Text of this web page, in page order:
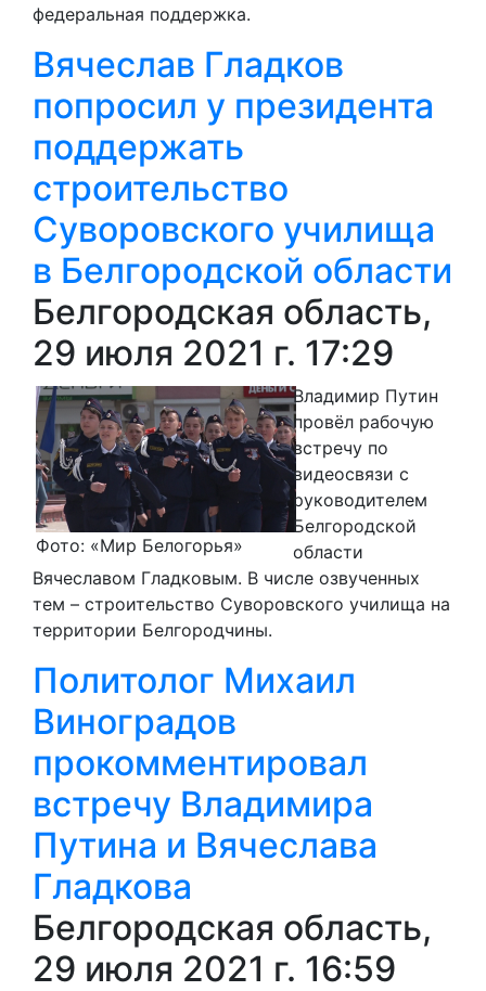
федеральная поддержка.
Вячеслав Гладков
попросил у президента
поддержать
строительство
Суворовского училища
в Белгородской области
Белгородская область,
29 июля 2021 г. 17:29
Фото: «Мир Белогорья»
Владимир Путин
провёл рабочую
встречу по
видеосвязи с
руководителем
Белгородской
области
Вячеславом Гладковым. В числе озвученных
тем – строительство Суворовского училища на
территории Белгородчины.
Политолог Михаил
Виноградов
прокомментировал
встречу Владимира
Путина и Вячеслава
Гладкова
Белгородская область,
29 июля 2021 г. 16:59